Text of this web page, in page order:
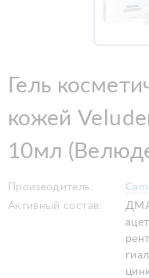
Гель
кожей
10мл
Производитель:
Активный состав: